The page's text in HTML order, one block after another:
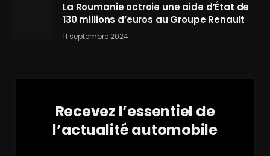
La Roumanie octroie une aide d’État de
130 millions d’euros au Groupe Renault
11 septembre 2024
Recevez l’essentiel de
l’actualité automobile